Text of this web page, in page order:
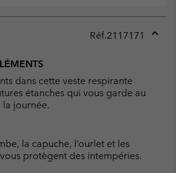
Réf.2117171
dans cette veste respirante
étanches qui vous garde au
la journée.
la capuche, l’ourlet et les
protègent des intempéries.